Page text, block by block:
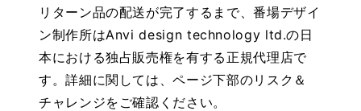
リターン品の配送が完了するまで、番場デザイ
ン制作所はAnvi design technology ltd.の日
本における独占販売権を有する正規代理店で
す。詳細に関しては、ページ下部のリスク＆
チャレンジをご確認ください。